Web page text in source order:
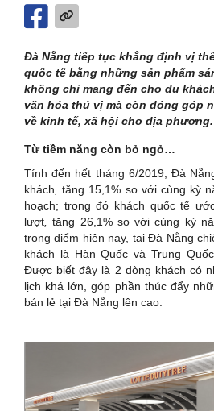
Đà Nẵng tiếp tục khẳng định vị
quốc tế bằng những sản phẩm
không chỉ mang đến cho du
văn hóa thú vị mà còn đóng góp
về kinh tế, xã hội cho địa phương.
Từ tiềm năng còn bỏ ngỏ…
Tính đến hết tháng 6/2019, Đà
khách
tăng 15,1% so với cùng kỳ
hoạch; trong đó khách quốc tế
lượt
tăng 26,1% so với cùng kỳ
trọng điểm hiện nay, tại Đà Nẵng
khách là Hàn Quốc và Trung
Được biết đây là 2 dòng khách có
lịch khá lớn, góp phần thúc đẩy
bán lẻ tại Đà Nẵng lên cao.